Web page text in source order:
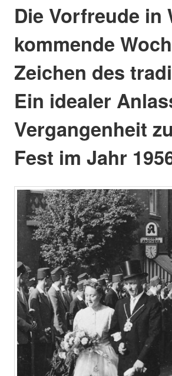
Die Vorfreude in
kommende
Zeichen des
Ein idealer
Vergangenheit
Fest im Jahr